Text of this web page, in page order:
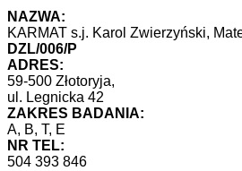
NAZWA:
KARMAT s.j. Karol Zwierzyński,
DZL/006/P
ADRES:
59-500 Złotoryja,
ul. Legnicka 42
ZAKRES BADANIA:
A, B, T, E
NR TEL:
504 393 846